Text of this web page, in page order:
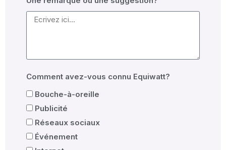
Comment avez-vous connu Equiwatt?
Bouche-à-oreille
Publicité
Réseaux sociaux
Événement